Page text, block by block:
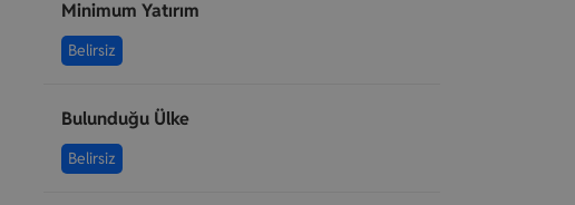
Minimum Yatırım
Belirsiz
Bulunduğu Ülke
Belirsiz